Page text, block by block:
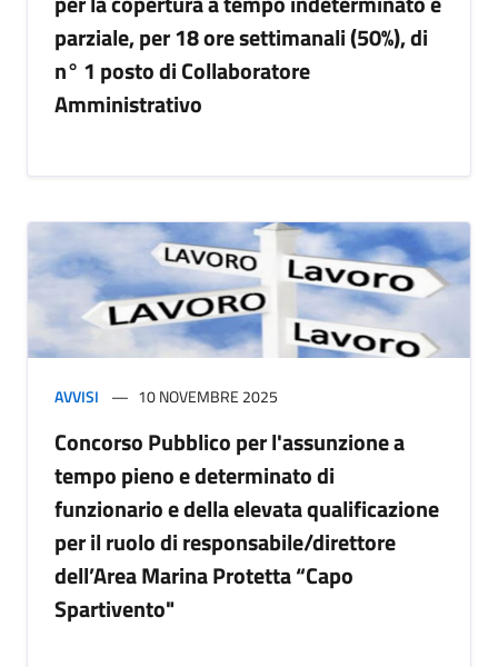
parziale, per 18 ore settimanali (50%), di
n° 1 posto di Collaboratore
Amministrativo
AVVISI 10 NOVEMBRE 2025
Concorso Pubblico per l'assunzione a
tempo pieno e determinato di
funzionario e della elevata qualificazione
per il ruolo di responsabile/direttore
dell’Area Marina Protetta “Capo
Spartivento"